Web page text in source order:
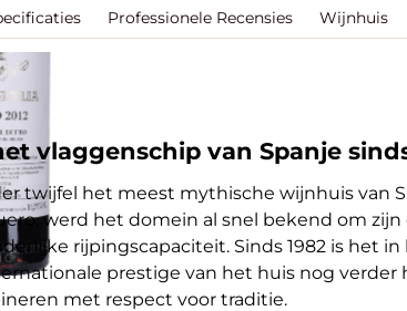
Professionele Recensies Wijnhuis
vlaggenschip van Spanje
twijfel het meest mythische wijnhuis van
werd het domein al snel bekend om
rijpingscapaciteit. Sinds 1982 is het
prestige van het huis nog
met respect voor traditie.